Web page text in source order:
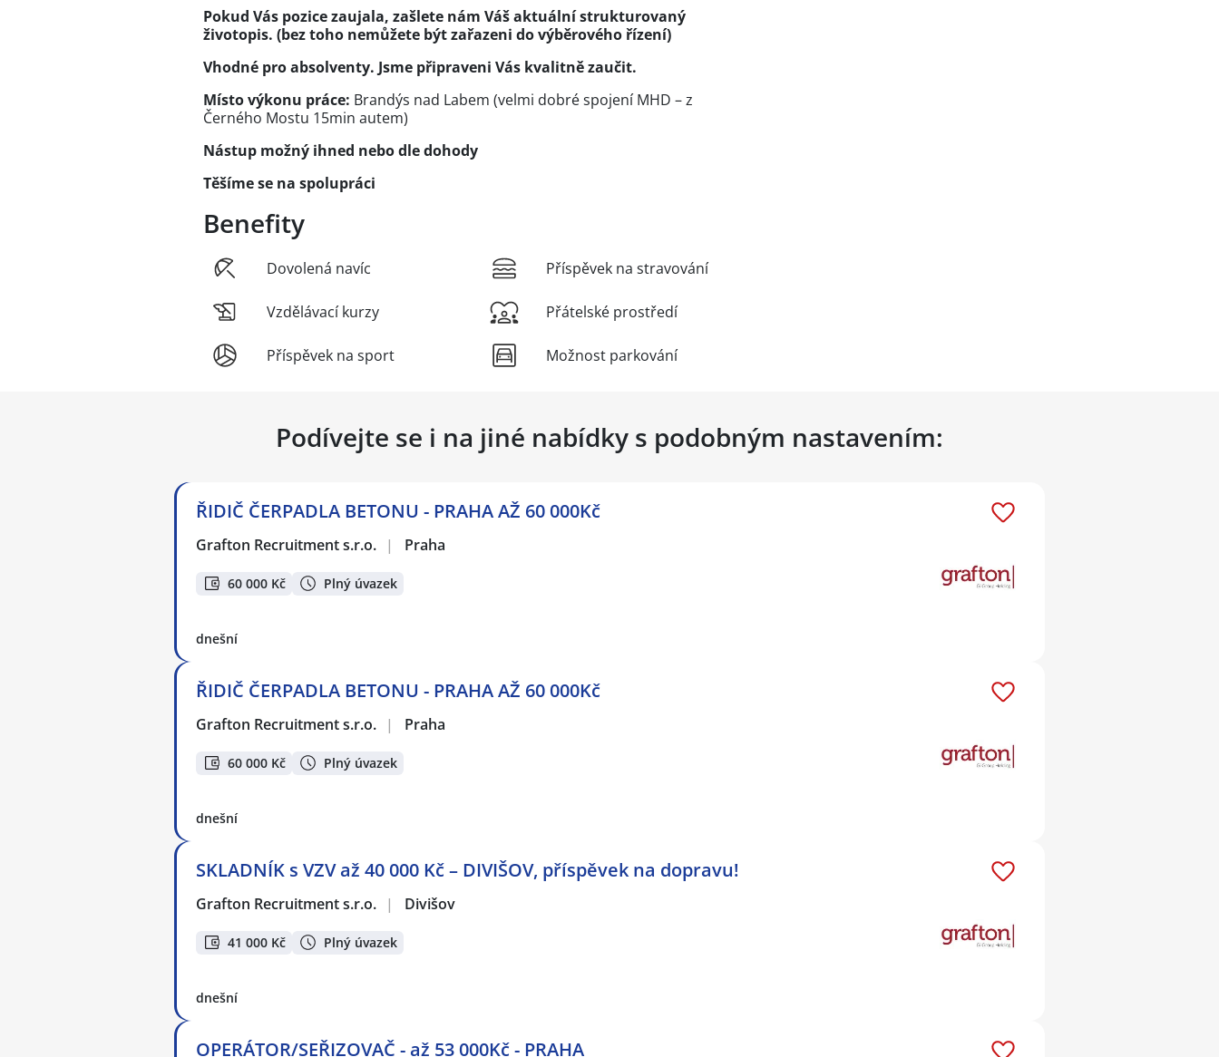
Pokud Vás pozice zaujala, zašlete nám Váš aktuální strukturovaný
životopis. (bez toho nemůžete být zařazeni do výběrového řízení)
Vhodné pro absolventy. Jsme připraveni Vás kvalitně zaučit.
Místo výkonu práce: Brandýs nad Labem (velmi dobré spojení MHD – z
Černého Mostu 15min autem)
Nástup možný ihned nebo dle dohody
Těšíme se na spolupráci
Benefity
Dovolená navíc
Vzdělávací kurzy
Příspěvek na sport
Příspěvek na stravování
Přátelské prostředí
Možnost parkování
Podívejte se i na jiné nabídky s podobným nastavením:
ŘIDIČ ČERPADLA BETONU - PRAHA AŽ 60 000Kč
Grafton Recruitment s.r.o. | Praha
60 000 Kč Plný úvazek
dnešní
ŘIDIČ ČERPADLA BETONU - PRAHA AŽ 60 000Kč
Grafton Recruitment s.r.o. | Praha
60 000 Kč Plný úvazek
dnešní
SKLADNÍK s VZV až 40 000 Kč – DIVIŠOV, příspěvek na dopravu!
Grafton Recruitment s.r.o. | Divišov
41 000 Kč Plný úvazek
dnešní
OPERÁTOR/SEŘIZOVAČ - až 53 000Kč - PRAHA